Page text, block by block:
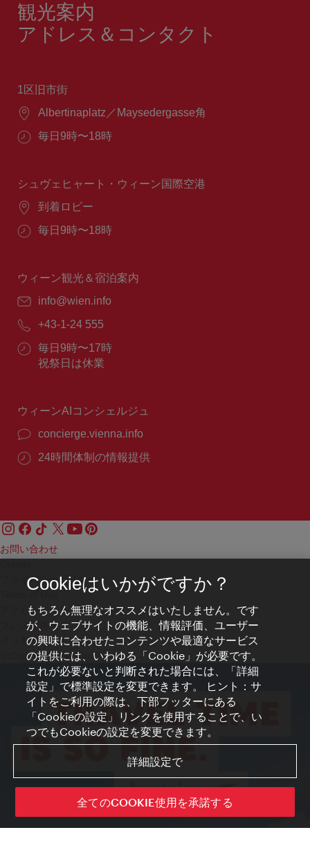
観光案内
アドレス＆コンタクト
1区旧市街
場
Albertinaplatz／Maysedergasse角
営
間：
毎日9時〜18時
シュヴェヒャート・ウィーン国際空港
場
到着ロビー
営
間：
毎日9時〜18時
ウィーン観光＆宿泊案内
E
ー
ル：
info@wien.info
電
番
号：
+43-1-24 555
営
業
毎日9時〜17時
祝祭日は休業
ウィーンAIコンシェルジュ
concierge.vienna.info
24時間体制の情報提供
お問い合わせ
プライバシーポリシー
アクセシビリティ
プレス連絡先
クッキーの設定
© Copyright WienTourismus
Cookieはいかがですか？
もちろん無理なオススメはいたしません。です
が、ウェブサイトの機能、情報評価、ユーザー
の興味に合わせたコンテンツや最適なサービス
の提供には、いわゆる「Cookie」が必要です。
これが必要ないと判断された場合には、「詳細
設定」で標準設定を変更できます。 ヒント：サ
イトをご利用の際は、下部フッターにある
「Cookieの設定」リンクを使用することで、い
つでもCookieの設定を変更できます。
詳細設定で
全てのCOOKIE使用を承諾する